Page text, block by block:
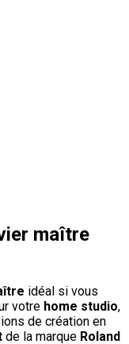
maître
idéal si vous
votre home studio,
de création en
de la marque Roland